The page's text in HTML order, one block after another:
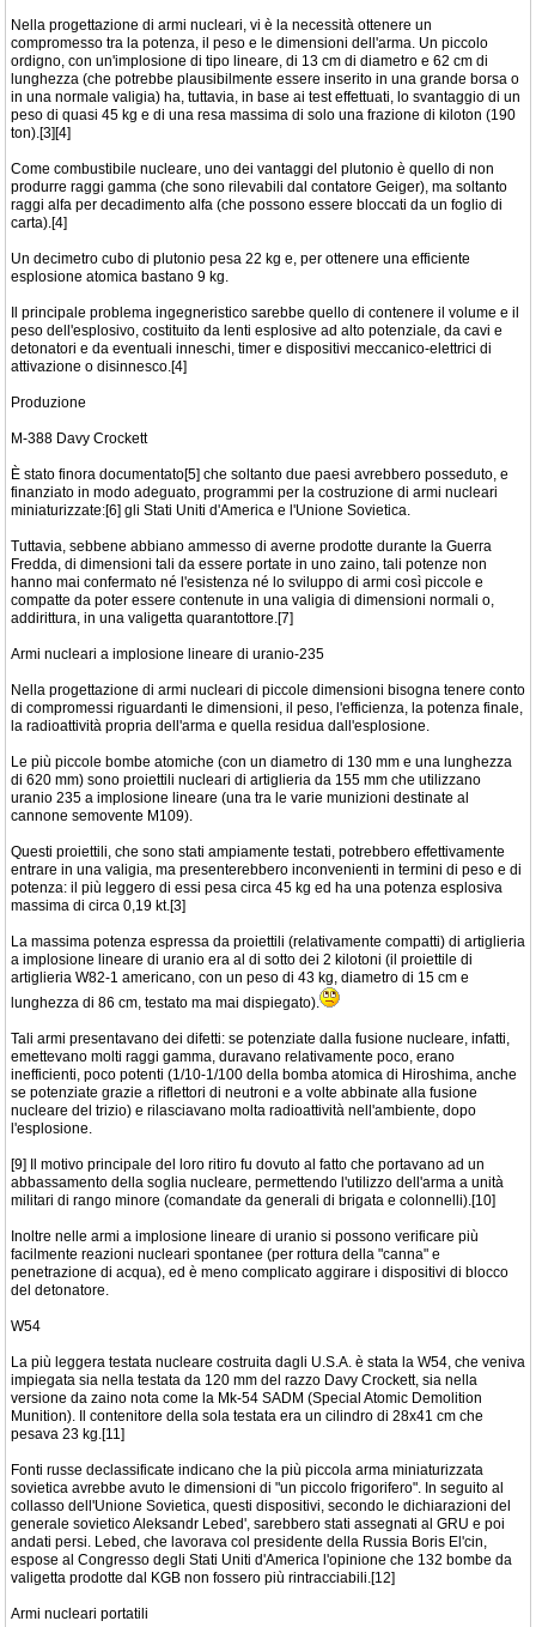
Nella progettazione di armi nucleari, vi è la necessità ottenere un
compromesso tra la potenza, il peso e le dimensioni dell'arma. Un piccolo
ordigno, con un'implosione di tipo lineare, di 13 cm di diametro e 62 cm di
lunghezza (che potrebbe plausibilmente essere inserito in una grande borsa o
in una normale valigia) ha, tuttavia, in base ai test effettuati, lo svantaggio di un
peso di quasi 45 kg e di una resa massima di solo una frazione di kiloton (190
ton).[3][4]
Come combustibile nucleare, uno dei vantaggi del plutonio è quello di non
produrre raggi gamma (che sono rilevabili dal contatore Geiger), ma soltanto
raggi alfa per decadimento alfa (che possono essere bloccati da un foglio di
carta).[4]
Un decimetro cubo di plutonio pesa 22 kg e, per ottenere una efficiente
esplosione atomica bastano 9 kg.
Il principale problema ingegneristico sarebbe quello di contenere il volume e il
peso dell'esplosivo, costituito da lenti esplosive ad alto potenziale, da cavi e
detonatori e da eventuali inneschi, timer e dispositivi meccanico-elettrici di
attivazione o disinnesco.[4]
Produzione
M-388 Davy Crockett
È stato finora documentato[5] che soltanto due paesi avrebbero posseduto, e
finanziato in modo adeguato, programmi per la costruzione di armi nucleari
miniaturizzate:[6] gli Stati Uniti d'America e l'Unione Sovietica.
Tuttavia, sebbene abbiano ammesso di averne prodotte durante la Guerra
Fredda, di dimensioni tali da essere portate in uno zaino, tali potenze non
hanno mai confermato né l'esistenza né lo sviluppo di armi così piccole e
compatte da poter essere contenute in una valigia di dimensioni normali o,
addirittura, in una valigetta quarantottore.[7]
Armi nucleari a implosione lineare di uranio-235
Nella progettazione di armi nucleari di piccole dimensioni bisogna tenere conto
di compromessi riguardanti le dimensioni, il peso, l'efficienza, la potenza finale,
la radioattività propria dell'arma e quella residua dall'esplosione.
Le più piccole bombe atomiche (con un diametro di 130 mm e una lunghezza
di 620 mm) sono proiettili nucleari di artiglieria da 155 mm che utilizzano
uranio 235 a implosione lineare (una tra le varie munizioni destinate al
cannone semovente M109).
Questi proiettili, che sono stati ampiamente testati, potrebbero effettivamente
entrare in una valigia, ma presenterebbero inconvenienti in termini di peso e di
potenza: il più leggero di essi pesa circa 45 kg ed ha una potenza esplosiva
massima di circa 0,19 kt.[3]
La massima potenza espressa da proiettili (relativamente compatti) di artiglieria
a implosione lineare di uranio era al di sotto dei 2 kilotoni (il proiettile di
artiglieria W82-1 americano, con un peso di 43 kg, diametro di 15 cm e
lunghezza di 86 cm, testato ma mai dispiegato).
Tali armi presentavano dei difetti: se potenziate dalla fusione nucleare, infatti,
emettevano molti raggi gamma, duravano relativamente poco, erano
inefficienti, poco potenti (1/10-1/100 della bomba atomica di Hiroshima, anche
se potenziate grazie a riflettori di neutroni e a volte abbinate alla fusione
nucleare del trizio) e rilasciavano molta radioattività nell'ambiente, dopo
l'esplosione.
[9] Il motivo principale del loro ritiro fu dovuto al fatto che portavano ad un
abbassamento della soglia nucleare, permettendo l'utilizzo dell'arma a unità
militari di rango minore (comandate da generali di brigata e colonnelli).[10]
Inoltre nelle armi a implosione lineare di uranio si possono verificare più
facilmente reazioni nucleari spontanee (per rottura della "canna" e
penetrazione di acqua), ed è meno complicato aggirare i dispositivi di blocco
del detonatore.
W54
La più leggera testata nucleare costruita dagli U.S.A. è stata la W54, che veniva
impiegata sia nella testata da 120 mm del razzo Davy Crockett, sia nella
versione da zaino nota come la Mk-54 SADM (Special Atomic Demolition
Munition). Il contenitore della sola testata era un cilindro di 28x41 cm che
pesava 23 kg.[11]
Fonti russe declassificate indicano che la più piccola arma miniaturizzata
sovietica avrebbe avuto le dimensioni di "un piccolo frigorifero". In seguito al
collasso dell'Unione Sovietica, questi dispositivi, secondo le dichiarazioni del
generale sovietico Aleksandr Lebed', sarebbero stati assegnati al GRU e poi
andati persi. Lebed, che lavorava col presidente della Russia Boris El'cin,
espose al Congresso degli Stati Uniti d'America l'opinione che 132 bombe da
valigetta prodotte dal KGB non fossero più rintracciabili.[12]
Armi nucleari portatili